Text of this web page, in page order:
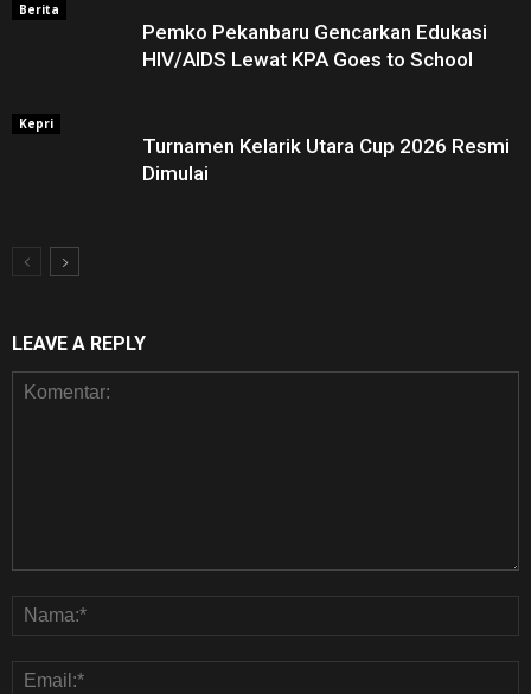
Berita
Pemko Pekanbaru Gencarkan Edukasi
HIV/AIDS Lewat KPA Goes to School
Kepri
Turnamen Kelarik Utara Cup 2026 Resmi
Dimulai
LEAVE A REPLY